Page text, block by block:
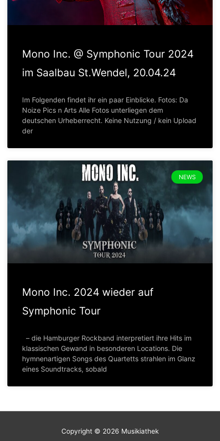
Mono Inc. @ Symphonic Tour 2024
im Saalbau St.Wendel, 20.04.24
Im Folgenden findet ihr ein paar Einblicke. Fotos: Da
Noize Pics n Arts Alle Fotos unterliegen dem
deutschen Urheberrecht. Keine Nutzung / kein Upload
der
NEWS
Mono Inc. 2024 wieder auf
Symphonic Tour
– die Hamburger Rockband interpretiert ihre Hits im
klassischen Gewand in besonderen Locations. Die
hymnenartigen Songs des Quartetts strahlen im Glanz
eines Soundtracks, sobald
Copyright © 2026 Musikiathek